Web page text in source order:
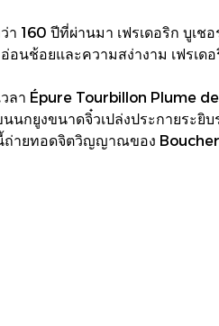
า 160 ปีที่ผ่านมา เฟรเดอริก บูเ
อนช้อยและความสง่างาม เฟรเ
วลา Épure Tourbillon Plume
นนกยูงขนาดจิ๋วเปล่งประกายระยิ
ถ่ายทอดจิตวิญญาณของ